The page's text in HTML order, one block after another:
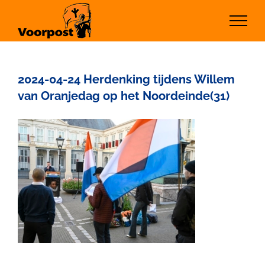
inhoud
2024-04-24 Herdenking tijdens Willem
van Oranjedag op het Noordeinde(31)